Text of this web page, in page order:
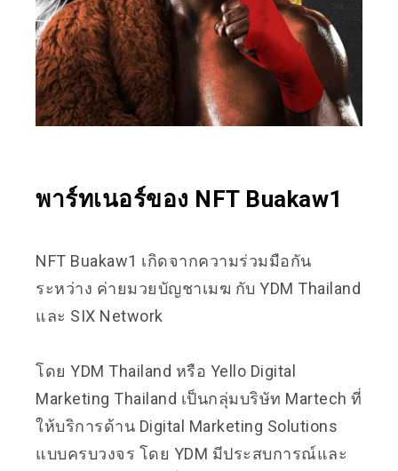
พาร์ทเนอร์ของ NFT Buakaw1
NFT Buakaw1 เกิดจากความร่วมมือกัน
ระหว่าง ค่ายมวยบัญชาเมฆ กับ YDM Thailand
และ SIX Network
โดย YDM Thailand หรือ Yello Digital
Marketing Thailand เป็นกลุ่มบริษัท Martech ที่
ให้บริการด้าน Digital Marketing Solutions
แบบครบวงจร โดย YDM มีประสบการณ์และ